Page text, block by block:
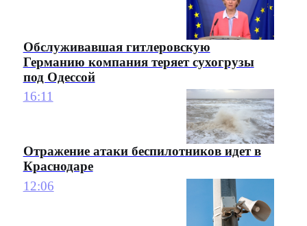
Обслуживавшая гитлеровскую
Германию компания теряет сухогрузы
под Одессой
16:11
Отражение атаки беспилотников идет в
Краснодаре
12:06